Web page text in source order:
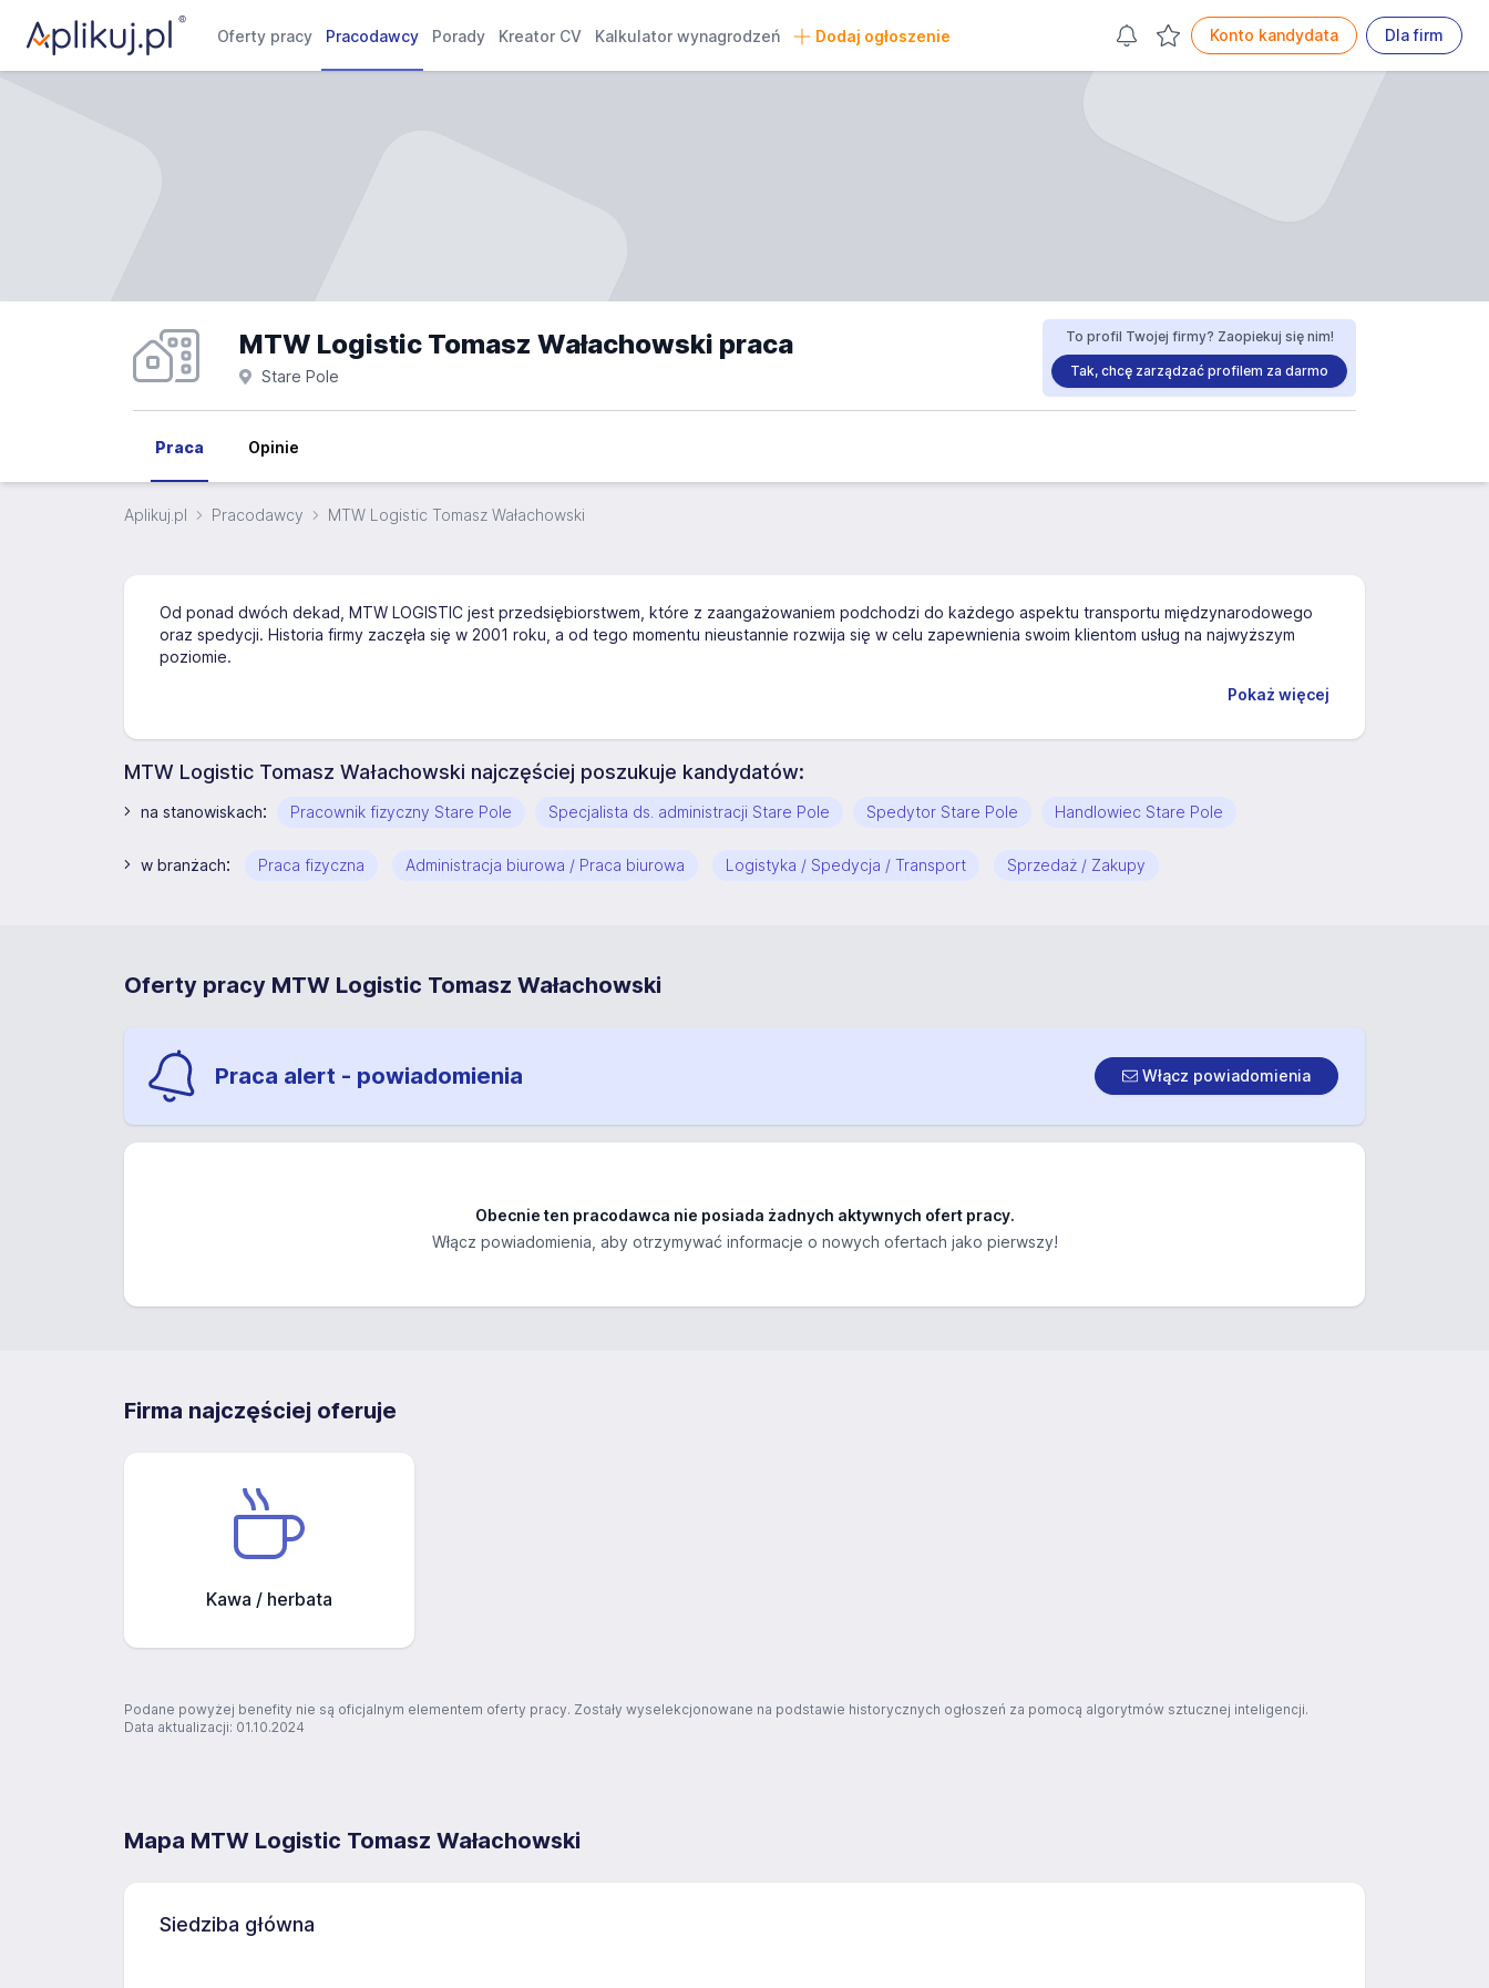
Oferty pracy Pracodawcy Porady Kreator CV Kalkulator wynagrodzeń Dodaj ogłoszenie Konto kandydata Dla firm
MTW Logistic Tomasz Wałachowski praca
Stare Pole
To profil Twojej firmy? Zaopiekuj się nim!
Tak, chcę zarządzać profilem za darmo
Praca Opinie
Aplikuj.pl Pracodawcy MTW Logistic Tomasz Wałachowski
Od ponad dwóch dekad, MTW LOGISTIC jest przedsiębiorstwem, które z zaangażowaniem podchodzi do każdego aspektu transportu międzynarodowego
oraz spedycji. Historia firmy zaczęła się w 2001 roku, a od tego momentu nieustannie rozwija się w celu zapewnienia swoim klientom usług na najwyższym
poziomie.
Pokaż więcej
MTW Logistic Tomasz Wałachowski najczęściej poszukuje kandydatów:
na stanowiskach: Pracownik fizyczny Stare Pole Specjalista ds. administracji Stare Pole Spedytor Stare Pole Handlowiec Stare Pole
w branżach: Praca fizyczna Administracja biurowa / Praca biurowa Logistyka / Spedycja / Transport Sprzedaż / Zakupy
Oferty pracy MTW Logistic Tomasz Wałachowski
Praca alert - powiadomienia Włącz powiadomienia
Obecnie ten pracodawca nie posiada żadnych aktywnych ofert pracy.
Włącz powiadomienia, aby otrzymywać informacje o nowych ofertach jako pierwszy!
Firma najczęściej oferuje
Kawa / herbata
Podane powyżej benefity nie są oficjalnym elementem oferty pracy. Zostały wyselekcjonowane na podstawie historycznych ogłoszeń za pomocą algorytmów sztucznej inteligencji.
Data aktualizacji: 01.10.2024
Mapa MTW Logistic Tomasz Wałachowski
Siedziba główna